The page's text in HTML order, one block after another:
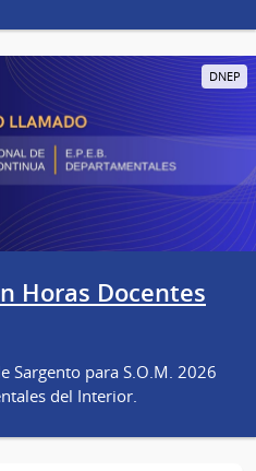
DNEP
Horas Docentes
Sargento para S.O.M. 2026
del Interior.